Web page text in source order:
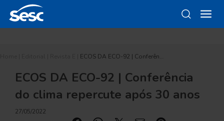
ECOS DA ECO-92 | Conferên…
ECOS DA ECO-92 | Conferência
do clima repercute após 30 anos
27/05/2022